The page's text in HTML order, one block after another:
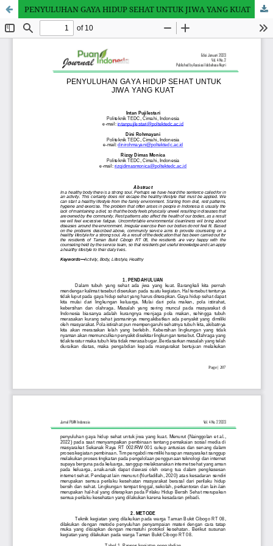
PENYULUHAN GAYA HIDUP SEHAT UNTUK JIWA YANG KUAT